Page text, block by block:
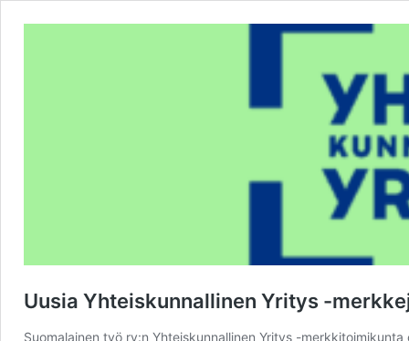
Uusia Yhteiskunnallinen Yritys -
Suomalainen työ ry:n Yhteiskunnallinen Yritys -